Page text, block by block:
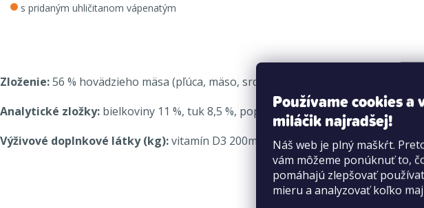
Používame cookies
miláčik najradšej!
Náš web je plný maškŕt.
vám môžeme ponúknuť to,
pomáhajú zlepšovať
mieru a analyzovať koľko
s pridaným uhličitanom vápenatým
Zloženie:56 % hovädzieho mäsa (pľúca, mäso, srdce, pečeň, obličky), 12 %
Analytické zložky: bielkoviny 11 %, tuk 8,5 %, popol 1,8 %, vláknina 0,5 %, vlhkosť
Výživové doplnkové látky (kg):vitamín D3 200m.j., jód 0,2mg, mangán 1,5mg,